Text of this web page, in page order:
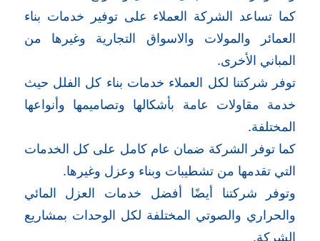
كما تساعد الشركة العملاء على توفير خدمات بناء
العمائر والمولات والاسواق التجارية وغيرها من
المباني الأخرى.
توفر شركتنا لكل العملاء خدمات بناء كل الفلل حيث
خدمة مقاولات عامة بأشكالها وتصاميمها وأنواعها
المختلفة.
كما توفر الشركة ضمان عام كامل على كل الخدمات
التي تقدمها من تشطيبات وبناء وعزل وغيرها.
وتوفر شركتنا أيضًا أفضل خدمات العزل المائي
والحراري والصوتي المختلفة لكل الوحدات بمشاريع
الشركة.